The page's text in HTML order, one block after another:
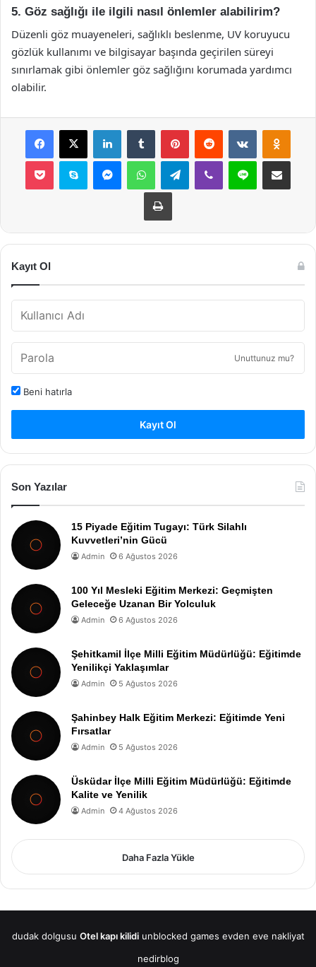
5. Göz sağlığı ile ilgili nasıl önlemler alabilirim?
Düzenli göz muayeneleri, sağlıklı beslenme, UV koruyucu
gözlük kullanımı ve bilgisayar başında geçirilen süreyi
sınırlamak gibi önlemler göz sağlığını korumada yardımcı
olabilir.
Facebook
X LinkedInTumblr PinterestReddit VKontakte
Pocket Skype MessengerWhatsAppTelegramViber Line E-Posta ile
Yazdır
Kayıt Ol
Unuttunuz mu?
Beni hatırla
Kayıt Ol
Son Yazılar
15 Piyade Eğitim Tugayı: Türk Silahlı
Kuvvetleri’nin Gücü
Admin 6 Ağustos 2026
100 Yıl Mesleki Eğitim Merkezi: Geçmişten
Geleceğe Uzanan Bir Yolculuk
Admin 6 Ağustos 2026
Şehitkamil İlçe Milli Eğitim Müdürlüğü: Eğitimde
Yenilikçi Yaklaşımlar
Admin 5 Ağustos 2026
Şahinbey Halk Eğitim Merkezi: Eğitimde Yeni
Fırsatlar
Admin 5 Ağustos 2026
Üsküdar İlçe Milli Eğitim Müdürlüğü: Eğitimde
Kalite ve Yenilik
Admin 4 Ağustos 2026
Daha Fazla Yükle
dudak dolgusu Otel kapı kilidi unblocked games evden eve nakliyat
nedirblog